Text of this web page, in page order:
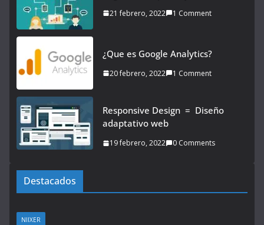
21 febrero, 2022 1 Comment
¿Que es Google Analytics?
20 febrero, 2022 1 Comment
Responsive Design = Diseño
adaptativo web
19 febrero, 2022 0 Comments
Destacados
NIIXER